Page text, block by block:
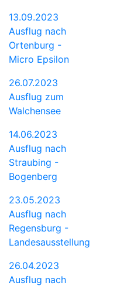
13.09.2023
Ausflug nach
Ortenburg -
Micro Epsilon
26.07.2023
Ausflug zum
Walchensee
14.06.2023
Ausflug nach
Straubing -
Bogenberg
23.05.2023
Ausflug nach
Regensburg -
Landesausstellung
26.04.2023
Ausflug nach